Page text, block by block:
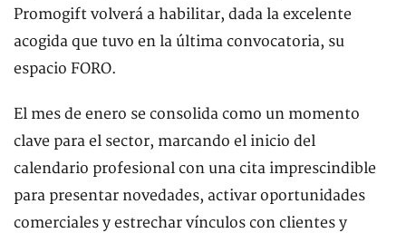
Promogift volverá a habilitar, dada la excelente
acogida que tuvo en la última convocatoria, su
espacio FORO.
El mes de enero se consolida como un momento
clave para el sector, marcando el inicio del
calendario profesional con una cita imprescindible
para presentar novedades, activar oportunidades
comerciales y estrechar vínculos con clientes y